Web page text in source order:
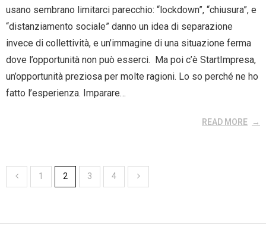
usano sembrano limitarci parecchio: “lockdown”, “chiusura”, e
“distanziamento sociale” danno un idea di separazione
invece di collettività, e un’immagine di una situazione ferma
dove l’opportunità non può esserci. Ma poi c’è StartImpresa,
un’opportunità preziosa per molte ragioni. Lo so perché ne ho
fatto l’esperienza. Imparare…
READ MORE
1 2 3 4